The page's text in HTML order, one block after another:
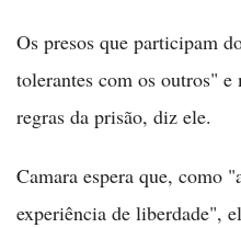
Os presos que participam
tolerantes com os outros" e
regras da prisão, diz ele.
Camara espera que, como
experiência de liberdade",